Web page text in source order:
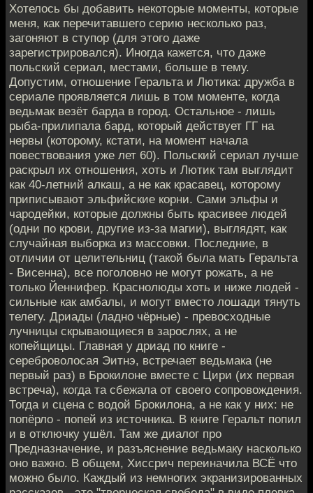
Хотелось бы добавить некоторые моменты, которые
меня, как перечитавшего серию несколько раз,
загоняют в ступор (для этого даже
зарегистрировался). Иногда кажется, что даже
польский сериал, местами, больше в тему.
Допустим, отношение Геральта и Лютика: дружба в
сериале проявляется лишь в том моменте, когда
ведьмак везёт барда в город. Остальное - лишь
рыба-прилипала бард, который действует ГГ на
нервы (которому, кстати, на момент начала
повествования уже лет 60). Польский сериал лучше
раскрыл их отношения, хоть и Лютик там выглядит
как 40-летний алкаш, а не как красавец, которому
приписывают эльфийские корни. Сами эльфы и
чародейки, которые должны быть красивее людей
(одни по крови, другие из-за магии), выглядят, как
случайная выборка из массовки. Последние, в
отличии от целительниц (такой была мать Геральта
- Висенна), все поголовно не могут рожать, а не
только Йеннифер. Краснолюды хоть и ниже людей -
сильные как амбалы, и могут вместо лошади тянуть
телегу. Дриады (ладно чёрные) - превосходные
лучницы скрывающиеся в зарослях, а не
копейщицы. Главная у дриад по книге -
сереброволосая Эитнэ, встречает ведьмака (не
первый раз) в Брокилоне вместе с Цири (их первая
встреча), когда та сбежала от своего сопровождения.
Тогда и сцена с водой Брокилона, а не как у них: не
попёрло - попей из источника. В книге Геральт попил
и в отключку ушёл. Там же диалог про
Предназначение, и разъяснение ведьмаку насколько
оно важно. В общем, Хиссрич переиначила ВСЁ что
можно было. Каждый из немногих экранизированных